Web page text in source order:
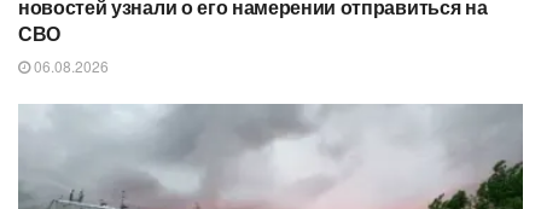
новостей узнали о его намерении отправиться на
СВО
06.08.2026